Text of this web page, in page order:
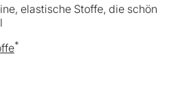
elastische Stoffe, die schön
*